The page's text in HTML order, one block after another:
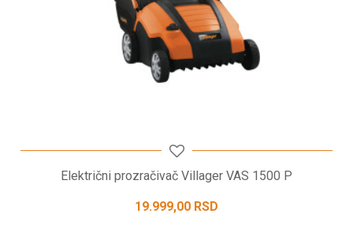
POŠALJI
Električni prozračivač Villager VAS 1500 P
19.999,00 RSD